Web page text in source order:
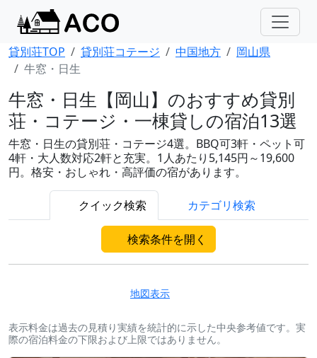
貸別荘TOP 貸別荘コテージ 中国地方
岡山県
牛窓・日生
牛窓・日生【岡山】のおすすめ貸別
荘・コテージ・一棟貸しの宿泊13選
牛窓・日生の貸別荘・コテージ4選。BBQ可3軒・ペット可
4軒・大人数対応2軒と充実。1人あたり5,145円～19,600
円。格安・おしゃれ・高評価の宿があります。
クイック検索 カテゴリ検索
検索条件を開く
地図表示
表示料金は過去の見積り実績を統計的に示した中央参考値です。実
際の宿泊料金の下限および上限ではありません。